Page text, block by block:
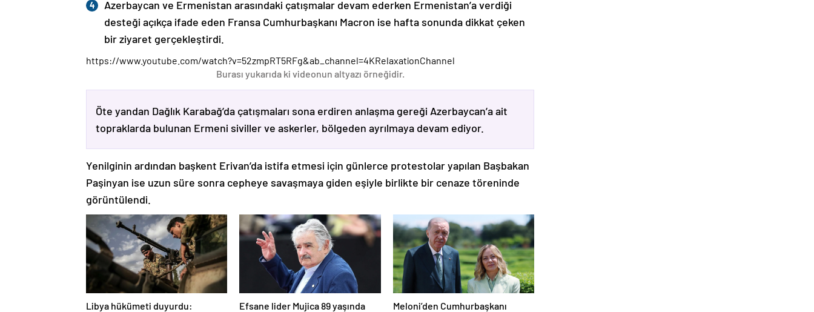
Azerbaycan ve Ermenistan arasındaki çatışmalar devam ederken Ermenistan’a verdiği
desteği açıkça ifade eden Fransa Cumhurbaşkanı Macron ise hafta sonunda dikkat çeken
bir ziyaret gerçekleştirdi.
https://www.youtube.com/watch?v=52zmpRT5RFg&ab_channel=4KRelaxationChannel
Burası yukarıda ki videonun altyazı örneğidir.
Öte yandan Dağlık Karabağ’da çatışmaları sona erdiren anlaşma gereği Azerbaycan’a ait
topraklarda bulunan Ermeni siviller ve askerler, bölgeden ayrılmaya devam ediyor.
Yenilginin ardından başkent Erivan’da istifa etmesi için günlerce protestolar yapılan Başbakan
Paşinyan ise uzun süre sonra cepheye savaşmaya giden eşiyle birlikte bir cenaze töreninde
görüntülendi.
Libya hükümeti duyurdu:
Efsane lider Mujica 89 yaşında
Meloni’den Cumhurbaşkanı